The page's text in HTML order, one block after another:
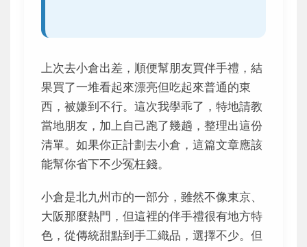
上次去小倉出差，順便幫朋友買伴手禮，結
果買了一堆看起來漂亮但吃起來普通的東
西，被嫌到不行。這次我學乖了，特地請教
當地朋友，加上自己跑了幾趟，整理出這份
清單。如果你正計劃去小倉，這篇文章應該
能幫你省下不少冤枉錢。
小倉是北九州市的一部分，雖然不像東京、
大阪那麼熱門，但這裡的伴手禮很有地方特
色，從傳統甜點到手工織品，選擇不少。但